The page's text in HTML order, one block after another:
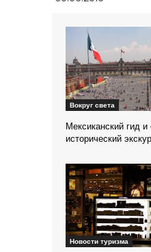
Вокруг света
Мексиканский гид и
исторический
Новости туризма